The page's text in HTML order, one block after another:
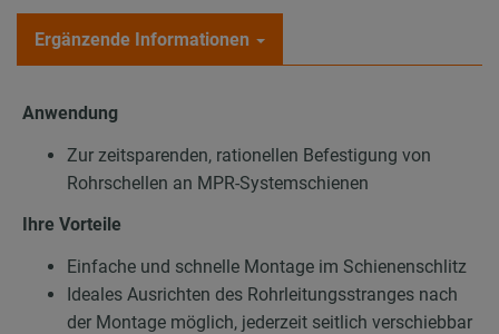
Ergänzende Informationen
Anwendung
Zur zeitsparenden, rationellen Befestigung von
Rohrschellen an MPR-Systemschienen
Ihre Vorteile
Einfache und schnelle Montage im Schienenschlitz
Ideales Ausrichten des Rohrleitungsstranges nach
der Montage möglich, jederzeit seitlich verschiebbar